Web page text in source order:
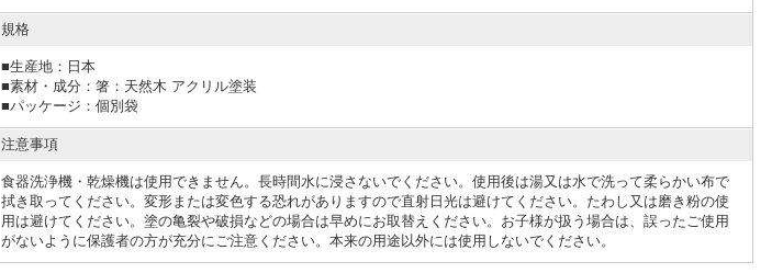
規格
■生産地：日本
■素材・成分：箸：天然木 アクリル塗装
■パッケージ：個別袋
注意事項
食器洗浄機・乾燥機は使用できません。長時間水に浸さないでください。使用後は湯又は水で洗って柔らかい布で
拭き取ってください。変形または変色する恐れがありますので直射日光は避けてください。たわし又は磨き粉の使
用は避けてください。塗の亀裂や破損などの場合は早めにお取替えください。お子様が扱う場合は、誤ったご使用
がないように保護者の方が充分にご注意ください。本来の用途以外には使用しないでください。